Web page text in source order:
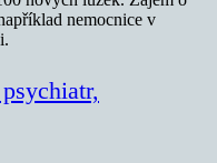
nemocnice v